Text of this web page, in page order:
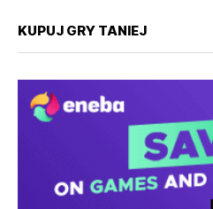
KUPUJ GRY TANIEJ